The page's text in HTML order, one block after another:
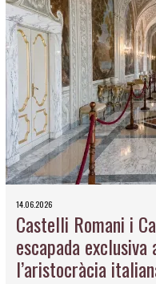
14.06.2026
Castelli Romani i
escapada
l’aristocràcia